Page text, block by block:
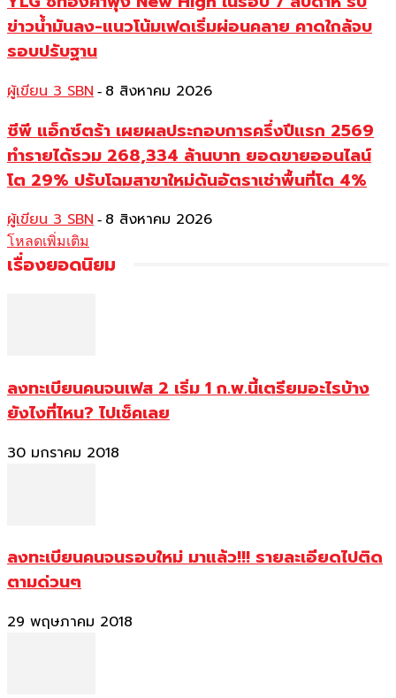
ข่าวน้ำมันลง-แนวโน้มเฟดเริ่มผ่อนคลาย คาดใกล้จบ
รอบปรับฐาน
ผู้เขียน 3 SBN - 8 สิงหาคม 2026
ซีพี แอ็กซ์ตร้า เผยผลประกอบการครึ่งปีแรก 2569
ทำรายได้รวม 268,334 ล้านบาท ยอดขายออนไลน์
โต 29% ปรับโฉมสาขาใหม่ดันอัตราเช่าพื้นที่โต 4%
ผู้เขียน 3 SBN - 8 สิงหาคม 2026
โหลดเพิ่มเติม
เรื่องยอดนิยม
ลงทะเบียนคนจนเฟส 2 เริ่ม 1 ก.พ.นี้เตรียมอะไรบ้าง
ยังไงที่ไหน? ไปเช็คเลย
30 มกราคม 2018
ลงทะเบียนคนจนรอบใหม่ มาแล้ว!!! รายละเอียดไปติด
ตามด่วนๆ
29 พฤษภาคม 2018